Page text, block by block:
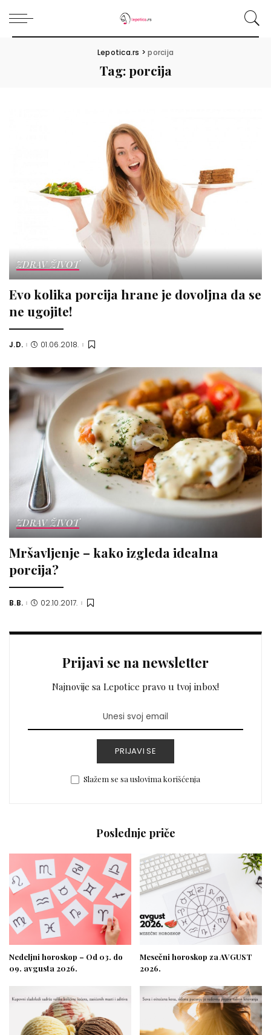
Lepotica.rs >porcija
Tag:porcija
ZDRAV ŽIVOT
Evo kolika porcija hrane je dovoljna da se
ne ugojite!
Posted
J.D. 01.06.2018.
ZDRAV ŽIVOT
Mršavljenje – kako izgleda idealna
porcija?
Posted
B.B. 02.10.2017.
Prijavi se na newsletter
Najnovije sa Lepotice pravo u tvoj inbox!
PRIJAVI SE
Slažem se sa uslovima korišćenja
Poslednje priče
Nedeljni horoskop – Od 03. do
09. avgusta 2026.
Mesečni horoskop za AVGUST
2026.